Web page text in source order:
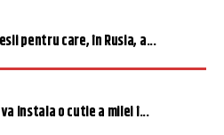
pentru care, în Rusia, a...
instala o cutie a milei î...